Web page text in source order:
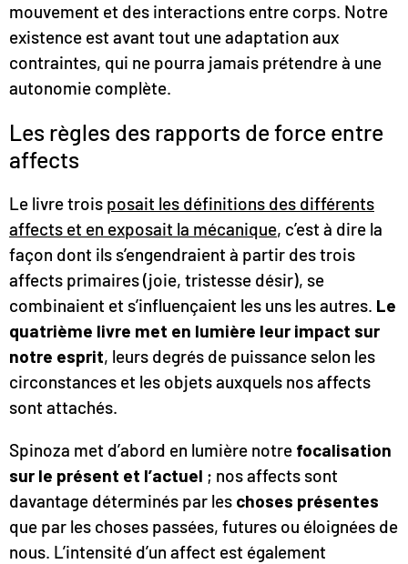
mouvement et des interactions entre corps. Notre
existence est avant tout une adaptation aux
contraintes, qui ne pourra jamais prétendre à une
autonomie complète.
Les règles des rapports de force entre
affects
Le livre trois posait les définitions des différents
affects et en exposait la mécanique, c’est à dire la
façon dont ils s’engendraient à partir des trois
affects primaires (joie, tristesse désir), se
combinaient et s’influençaient les uns les autres. Le
quatrième livre met en lumière leur impact sur
notre esprit, leurs degrés de puissance selon les
circonstances et les objets auxquels nos affects
sont attachés.
Spinoza met d’abord en lumière notre focalisation
sur le présent et l’actuel ; nos affects sont
davantage déterminés par les choses présentes
que par les choses passées, futures ou éloignées de
nous. L’intensité d’un affect est également